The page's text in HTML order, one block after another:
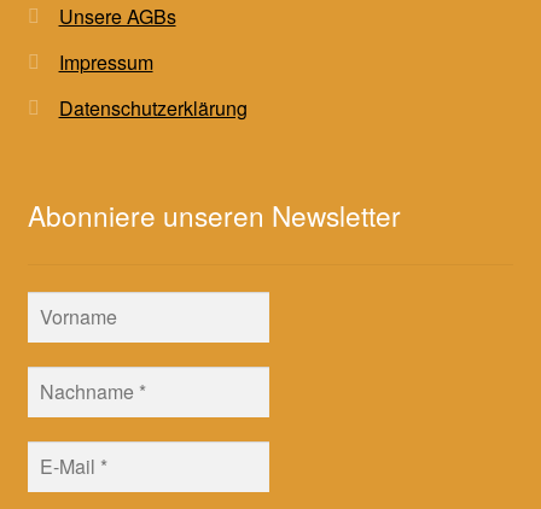
Unsere AGBs
Impressum
Datenschutzerklärung
Abonniere unseren Newsletter